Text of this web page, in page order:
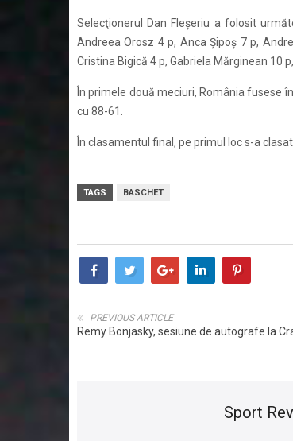
Selecţionerul Dan Fleşeriu a folosit
Andreea Orosz 4 p, Anca Şipoş 7 p,
Cristina Bigică 4 p, Gabriela Mărginean 10
În primele două meciuri, România fusese
cu 88-61.
În clasamentul final, pe primul loc s-a
TAGS BASCHET
PREVIOUS ARTICLE
Remy Bonjasky, sesiune de autografe la
Sport